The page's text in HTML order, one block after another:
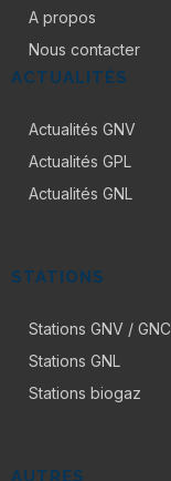
A propos
Nous contacter
ACTUALITÉS
Actualités GNV
Actualités GPL
Actualités GNL
STATIONS
Stations GNV / GNC
Stations GNL
Stations biogaz
AUTRES